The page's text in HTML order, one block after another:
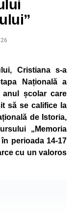
pentru a fi
a fost atelierul
unde copiii au
să îi ajute să își
și să ia
și profesiile
manuală, în
desene și lucrări
muzică și jocuri
și colaborarea în
Cristiana s-a
Națională a
anul școlar care
să se califice la
de Istoria,
„Memoria
perioada 14-17
cu un valoros